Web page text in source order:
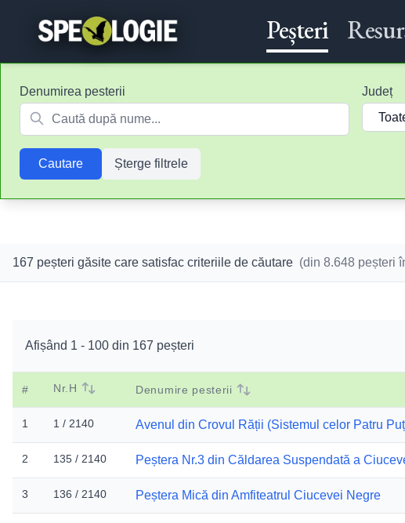
Peșteri
Denumirea pesterii Județ
Cautare Șterge filtrele
167 peșteri găsite care satisfac criteriile de căutare (din 8.648 peșteri
Afișând 1 - 100 din 167 peșteri
# Nr.H Denumire pesterii
1 1 / 2140 Avenul din Crovul Rății (Sistemul celor Patru
2 135 / 2140 Peștera Nr.3 din Căldarea Suspendată a
3 136 / 2140 Peștera Mică din Amfiteatrul Ciucevei Negre